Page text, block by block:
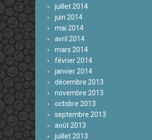
juillet 2014
juin 2014
mai 2014
avril 2014
mars 2014
février 2014
janvier 2014
décembre 2013
novembre 2013
octobre 2013
septembre 2013
août 2013
juillet 2013